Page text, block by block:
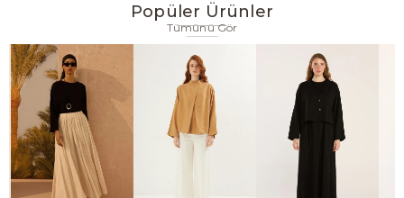
Popüler Ürünler
Tümünü Gör